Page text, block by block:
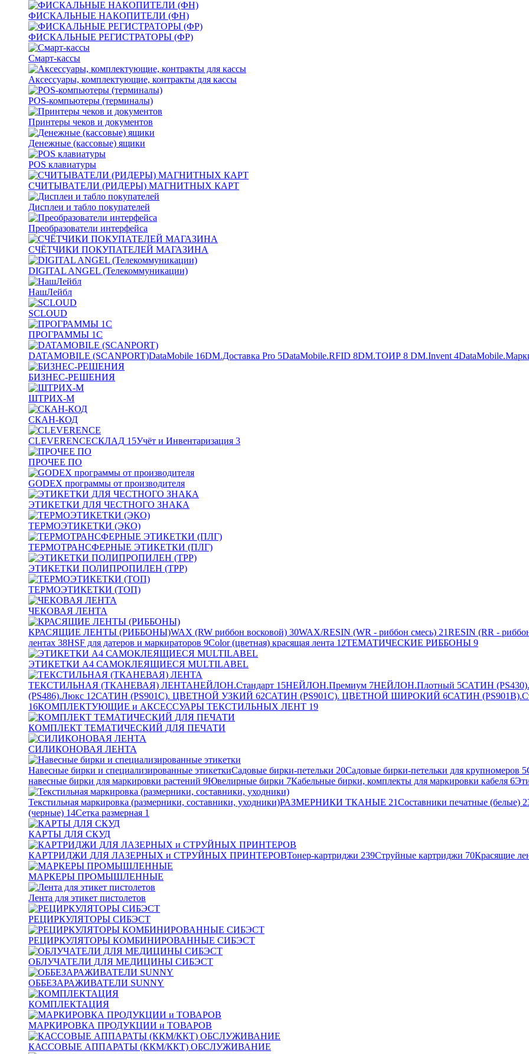
ФИСКАЛЬНЫЕ НАКОПИТЕЛИ (ФН)
ФИСКАЛЬНЫЕ РЕГИСТРАТОРЫ (ФР)
Смарт-кассы
Аксессуары, комплектующие, контракты для кассы
POS-компьютеры (терминалы)
Принтеры чеков и документов
Денежные (кассовые) ящики
POS клавиатуры
СЧИТЫВАТЕЛИ (РИДЕРЫ) МАГНИТНЫХ КАРТ
Дисплеи и табло покупателей
Преобразователи интерфейса
СЧЁТЧИКИ ПОКУПАТЕЛЕЙ МАГАЗИНА
DIGITAL ANGEL (Телекоммуникации)
НашЛейбл
SCLOUD
ПРОГРАММЫ 1С
DATAMOBILE (SCANPORT)DataMobile 16DM.Доставка Pro 5DataMobile.RFID 8DM.ТОИР 8 DM.Invent 4
БИЗНЕС-РЕШЕНИЯ
ШТРИХ-М
СКАН-КОД
CLEVERENCEСКЛАД 15Учёт и Инвентаризация 3
ПРОЧЕЕ ПО
GODEX программы от производителя
ЭТИКЕТКИ ДЛЯ ЧЕСТНОГО ЗНАКА
ТЕРМОЭТИКЕТКИ (ЭКО)
ТЕРМОТРАНСФЕРНЫЕ ЭТИКЕТКИ (ПЛГ)
ЭТИКЕТКИ ПОЛИПРОПИЛЕН (TPP)
ТЕРМОЭТИКЕТКИ (ТОП)
ЧЕКОВАЯ ЛЕНТА
КРАСЯЩИЕ ЛЕНТЫ (РИББОНЫ)WAX (RW риббон восковой) 30WAX/RESIN (WR - риббон смесь) 21RESIN (RR -
лентах 38HSF для датеров и маркираторов 9Color (цветная) красящая лента 12ТЕМАТИЧЕСКИЕ РИББОНЫ 9
ЭТИКЕТКИ А4 САМОКЛЕЯЩИЕСЯ MULTILABEL
ТЕКСТИЛЬНАЯ (ТКАНЕВАЯ) ЛЕНТАНЕЙЛОН.Стандарт 15НЕЙЛОН.Премиум 7НЕЙЛОН.Плотный 5САТИН
(PS486).Люкс 12САТИН (PS901C). ЦВЕТНОЙ УЗКИЙ 62САТИН (PS901C). ЦВЕТНОЙ ШИРОКИЙ 6САТИН
16КОМПЛЕКТУЮЩИЕ и АКСЕССУАРЫ ТЕКСТИЛЬНЫХ ЛЕНТ 19
КОМПЛЕКТ ТЕМАТИЧЕСКИЙ ДЛЯ ПЕЧАТИ
СИЛИКОНОВАЯ ЛЕНТА
Навесные бирки и специализированные этикеткиСадовые бирки-петельки 20Садовые бирки-петельки для крупномеров 5
навесные бирки для маркировки растений 9Ювелирные бирки 7Кабельные бирки, комплекты для маркировки кабеля 6
Текстильная маркировка (размерники, составники, уходники)РАЗМЕРНИКИ ТКАНЫЕ 21Составники печатные (белые)
(черные) 14Сетка размерная 1
КАРТЫ ДЛЯ СКУД
КАРТРИДЖИ ДЛЯ ЛАЗЕРНЫХ и СТРУЙНЫХ ПРИНТЕРОВТонер-картриджи 239Струйные картриджи 70Красящие
МАРКЕРЫ ПРОМЫШЛЕННЫЕ
Лента для этикет пистолетов
РЕЦИРКУЛЯТОРЫ СИБЭСТ
РЕЦИРКУЛЯТОРЫ КОМБИНИРОВАННЫЕ СИБЭСТ
ОБЛУЧАТЕЛИ ДЛЯ МЕДИЦИНЫ СИБЭСТ
ОББЕЗАРАЖИВАТЕЛИ SUNNY
КОМПЛЕКТАЦИЯ
МАРКИРОВКА ПРОДУКЦИИ и ТОВАРОВ
КАССОВЫЕ АППАРАТЫ (ККМ/ККТ) ОБСЛУЖИВАНИЕ